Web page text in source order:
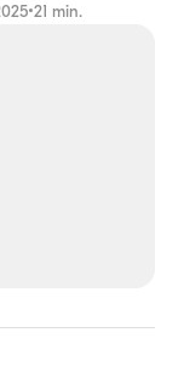
•21 min.